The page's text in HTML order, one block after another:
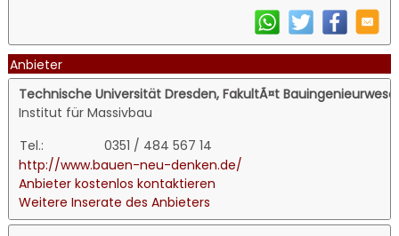
Anbieter
Technische Universität Dresden, FakultÃ¤t
Institut für Massivbau
Tel.:
0351 / 484 567 14
http://www.bauen-neu-denken.de/
Anbieter kostenlos kontaktieren
Weitere Inserate des Anbieters